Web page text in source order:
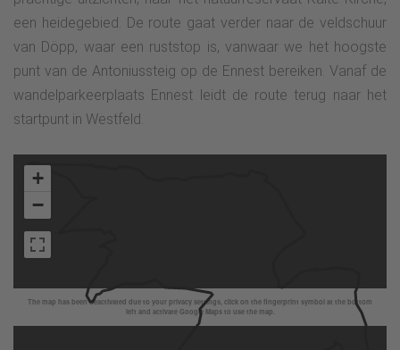
een heidegebied. De route gaat verder naar de veldschuur
van Döpp, waar een ruststop is, vanwaar we het hoogste
punt van de Antoniussteig op de Ennest bereiken. Vanaf de
wandelparkeerplaats Ennest leidt de route terug naar het
startpunt in Westfeld.
The map has been deactivated due to your privacy settings, click on the fingerprint symbol at the bottom
left and activate Google Maps to use the map.
+
−